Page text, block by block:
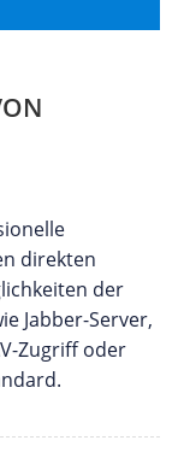
direkten
der
Jabber-Server,
Zugriff oder